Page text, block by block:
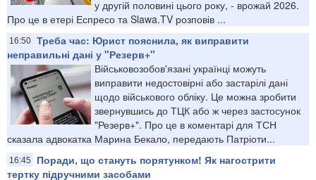
у другій половині цього року, - врожай 2026.
Про це в етері Еспресо та Slawa.TV розповів ...
16:50 Треба час: Юрист пояснила, як виправити
неправильні дані у "Резерв+"
Військовозобов'язані українці можуть
виправити недостовірні або застарілі дані
щодо військового обліку. Це можна зробити
звернувшись до ТЦК або ж через застосунок
"Резерв+". Про це в коментарі для ТСН
сказала адвокатка Марина Бекало, передають Патріоти...
16:45
Поради, що стануть порятунком! Як нагострити
тертку підручними засобами